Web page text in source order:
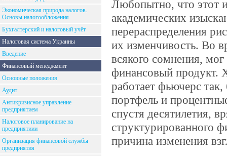
Экономическая природа налогов.
Основы налогообложения.
Бухгалтерский и налоговый учёт
Налоговая система Украины
Введение
Финансовый менеджмент
Основные положения
Аудит
Антикризисное управление
предприятием
Налоговое планирование на
предприятиии
Организация финансовой службы
предприятия
Любопытно, что этот
академических
перераспределения
их изменчивость. Во
всякого сомнения,
финансовый продукт.
работает фьючерс
портфель и
спустя десятилетия,
структурированного
причина изменения